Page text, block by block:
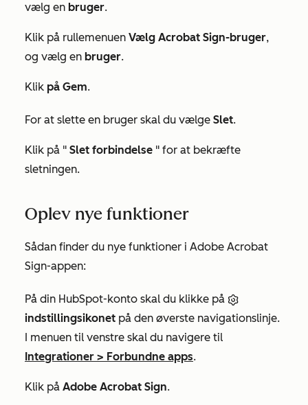
vælg en bruger.
Klik på rullemenuen Vælg Acrobat Sign-bruger,
og vælg en bruger.
Klik på Gem.
For at slette en bruger skal du vælge Slet.
Klik på " Slet forbindelse " for at bekræfte
sletningen.
Oplev nye funktioner
Sådan finder du nye funktioner i Adobe Acrobat
Sign-appen:
På din HubSpot-konto skal du klikke på
indstillingsikonet på den øverste navigationslinje.
I menuen til venstre skal du navigere til
Integrationer > Forbundne apps.
Klik på Adobe Acrobat Sign.